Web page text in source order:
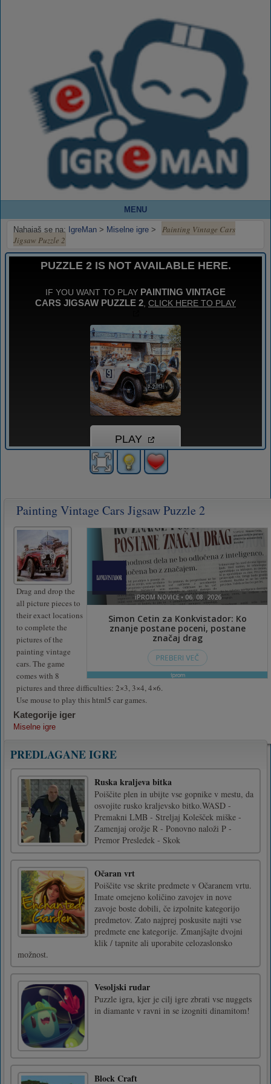
MENU
Nahajaš se na: IgreMan > Miselne igre >
Painting Vintage Cars
Jigsaw Puzzle 2
Painting Vintage Cars Jigsaw Puzzle 2
Drag and drop the
all picture pieces to
their exact locations
to complete the
pictures of the
painting vintage
cars. The game
comes with 8
pictures and three difficulties: 2×3, 3×4, 4×6.
Use mouse to play this html5 car games.
Kategorije iger
Miselne igre
PREDLAGANE IGRE
Ruska kraljeva bitka
Poiščite plen in ubijte vse gopnike v mestu, da
osvojite rusko kraljevsko bitko.WASD -
Premakni LMB - Streljaj Kolešček miške -
Zamenjaj orožje R - Ponovno naloži P -
Premor Presledek - Skok
Očaran vrt
Poiščite vse skrite predmete v Očaranem vrtu.
Imate omejeno količino zavojev in nove
zavoje boste dobili, če izpolnite kategorijo
predmetov. Zato najprej poskusite najti vse
predmete ene kategorije. Zmanjšajte dvojni
klik / tapnite ali uporabite celozaslonsko
možnost.
Vesoljski rudar
Puzzle igra, kjer je cilj igre zbrati vse nuggets
in diamante v ravni in se izogniti dinamitom!
Block Craft